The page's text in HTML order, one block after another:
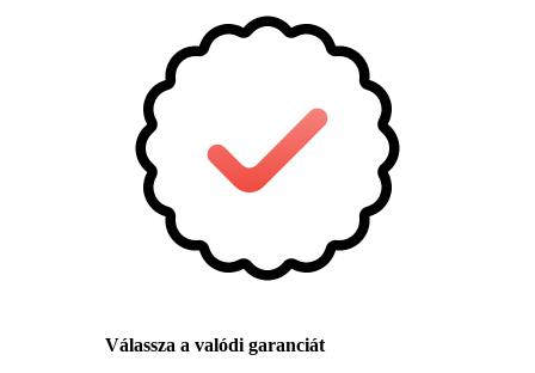
Válassza a valódi garanciát